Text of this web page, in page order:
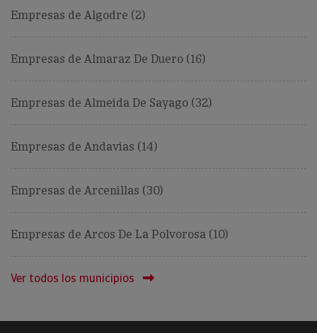
Empresas de Algodre (2)
Empresas de Almaraz De Duero (16)
Empresas de Almeida De Sayago (32)
Empresas de Andavias (14)
Empresas de Arcenillas (30)
Empresas de Arcos De La Polvorosa (10)
Ver todos los municipios